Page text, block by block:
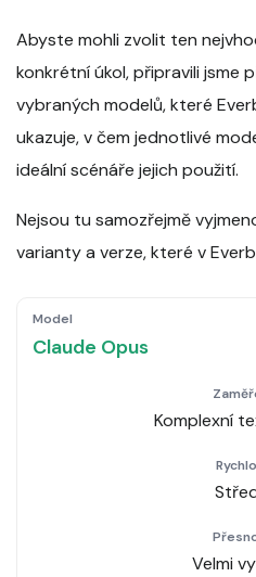
Abyste mohli zvolit ten
konkrétní úkol, připravili jsme
vybraných modelů, které
ukazuje, v čem jednotlivé
ideální scénáře jejich použití.
Nejsou tu samozřejmě
varianty a verze, které v
Claude Opus
Komplexní
Velmi